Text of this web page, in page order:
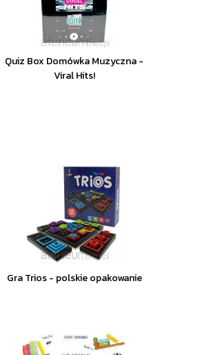
Quiz Box Domówka Muzyczna -
Viral Hits!
Gra Trios - polskie opakowanie